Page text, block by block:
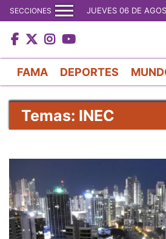
SECCIONES JUEVES 06 DE
FAMA DEPORTES
Temas: INEC